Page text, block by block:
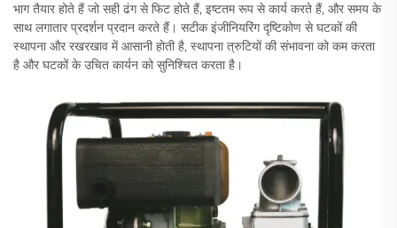
भाग तैयार होते हैं जो सही ढंग से फिट होते हैं, इष्टतम रूप से कार्य करते हैं, और समय के
साथ लगातार प्रदर्शन प्रदान करते हैं। सटीक इंजीनियरिंग दृष्टिकोण से घटकों की
स्थापना और रखरखाव में आसानी होती है, स्थापना त्रुटियों की संभावना को कम करता
है और घटकों के उचित कार्यन को सुनिश्चित करता है।